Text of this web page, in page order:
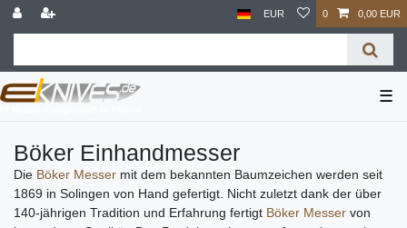
EUR 0 0,00 EUR
☰
Böker Einhandmesser
Die Böker Messer mit dem bekannten Baumzeichen werden seit
1869 in Solingen von Hand gefertigt. Nicht zuletzt dank der über
140-jährigen Tradition und Erfahrung fertigt Böker Messer von